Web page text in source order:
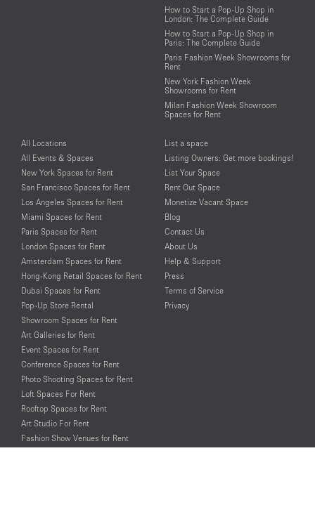
How to Start a Pop-Up Shop in
London: The Complete Guide
How to Start a Pop-Up Shop in
Paris: The Complete Guide
Paris Fashion Week Showrooms for
Rent
New York Fashion Week
Showrooms for Rent
Milan Fashion Week Showroom
Spaces for Rent
All Locations
All Events & Spaces
New York Spaces for Rent
San Francisco Spaces for Rent
Los Angeles Spaces for Rent
Miami Spaces for Rent
Paris Spaces for Rent
London Spaces for Rent
Amsterdam Spaces for Rent
Hong-Kong Retail Spaces for Rent
Dubai Spaces for Rent
Pop-Up Store Rental
Showroom Spaces for Rent
Art Galleries for Rent
Event Spaces for Rent
Conference Spaces for Rent
Photo Shooting Spaces for Rent
Loft Spaces For Rent
Rooftop Spaces for Rent
Art Studio For Rent
Fashion Show Venues for Rent
List a space
Listing Owners: Get more bookings!
List Your Space
Rent Out Space
Monetize Vacant Space
Blog
Contact Us
About Us
Help & Support
Press
Terms of Service
Privacy